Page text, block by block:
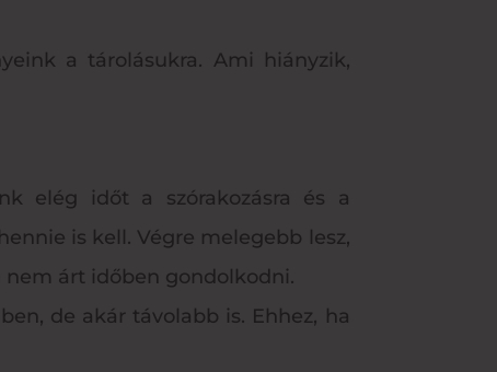
a tárolásukra. Ami hiányzik,
elég időt a szórakozásra és a
is kell. Végre melegebb lesz,
nem árt időben gondolkodni.
de akár távolabb is. Ehhez, ha